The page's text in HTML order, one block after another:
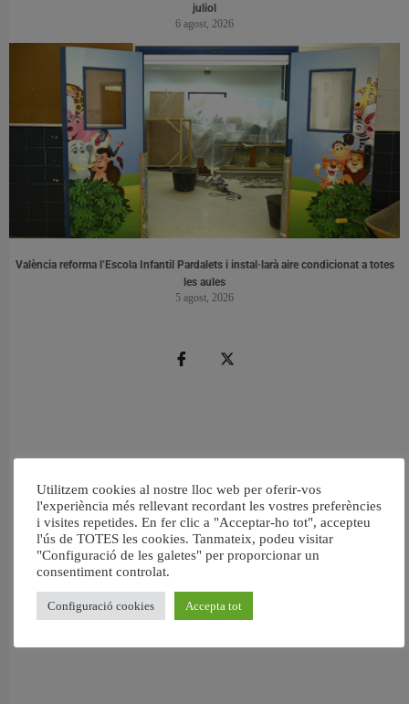
juliol
6 agost, 2026
València reforma l’Escola Infantil Pardalets i instal·larà aire condicionat a totes
les aules
5 agost, 2026
Utilitzem cookies al nostre lloc web per oferir-vos
l'experiència més rellevant recordant les vostres preferències
i visites repetides. En fer clic a "Acceptar-ho tot", accepteu
l'ús de TOTES les cookies. Tanmateix, podeu visitar
"Configuració de les galetes" per proporcionar un
consentiment controlat.
Configuració cookies Accepta tot